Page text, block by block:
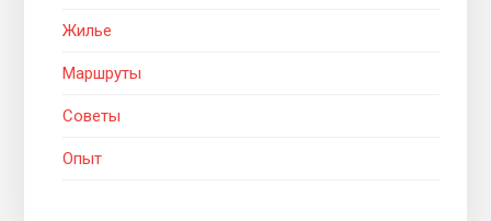
Жилье
Маршруты
Советы
Опыт